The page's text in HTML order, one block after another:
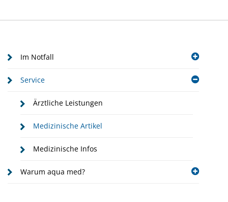
Im Notfall
Service
Ärztliche Leistungen
Medizinische Artikel
Medizinische Infos
Warum aqua med?